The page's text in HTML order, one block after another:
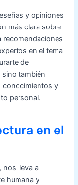
y opiniones
más clara sobre
recomendaciones
en el tema
de
sino también
conocimientos y
personal.
en el
nos lleva a
humana y